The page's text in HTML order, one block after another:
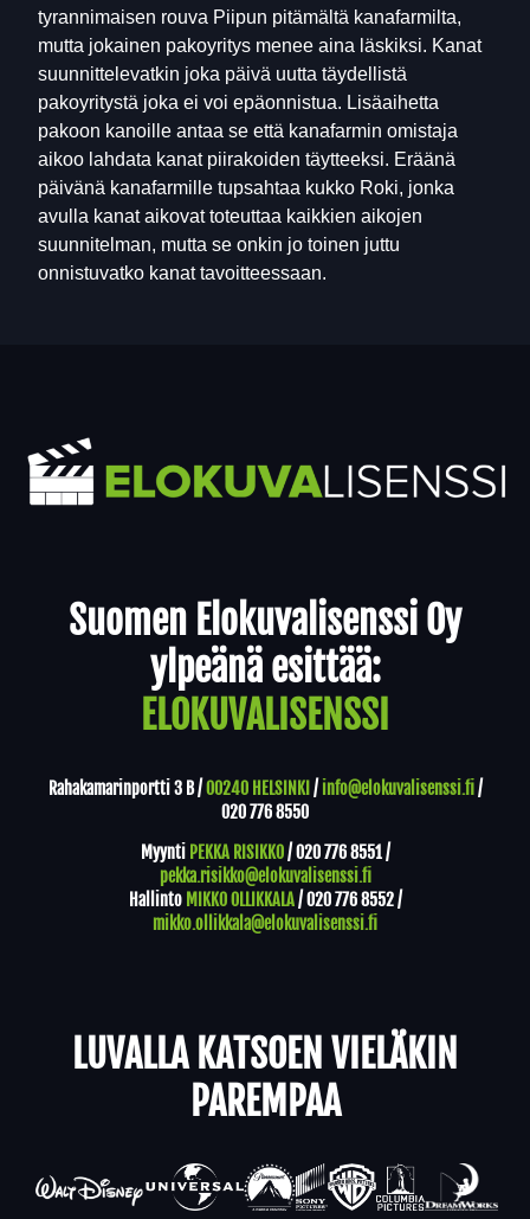
tyrannimaisen rouva Piipun pitämältä kanafarmilta,
mutta jokainen pakoyritys menee aina läskiksi. Kanat
suunnittelevatkin joka päivä uutta täydellistä
pakoyritystä joka ei voi epäonnistua. Lisäaihetta
pakoon kanoille antaa se että kanafarmin omistaja
aikoo lahdata kanat piirakoiden täytteeksi. Eräänä
päivänä kanafarmille tupsahtaa kukko Roki, jonka
avulla kanat aikovat toteuttaa kaikkien aikojen
suunnitelman, mutta se onkin jo toinen juttu
onnistuvatko kanat tavoitteessaan.
Suomen Elokuvalisenssi Oy
ylpeänä esittää:
ELOKUVALISENSSI
Rahakamarinportti 3 B /00240 HELSINKI / info@elokuvalisenssi.fi/
020 776 8550
Myynti PEKKA RISIKKO/020 776 8551/
pekka.risikko@elokuvalisenssi.fi
Hallinto MIKKO OLLIKKALA/020 776 8552/
mikko.ollikkala@elokuvalisenssi.fi
LUVALLA KATSOEN VIELÄKIN
PAREMPAA